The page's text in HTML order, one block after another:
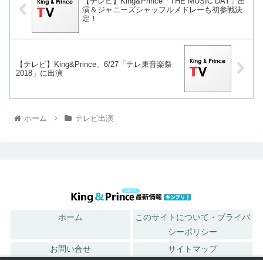
演＆ジャニーズシャッフルメドレーも初参戦決
定！
【テレビ】King&Prince、6/27「テレ東音楽祭
2018」に出演
ホーム テレビ出演
ホーム
このサイトについて・プライバ
シーポリシー
お問い合せ
サイトマップ